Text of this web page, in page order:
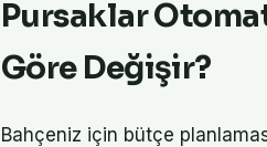
Pursaklar
Göre Değişir?
Bahçeniz için bütçe